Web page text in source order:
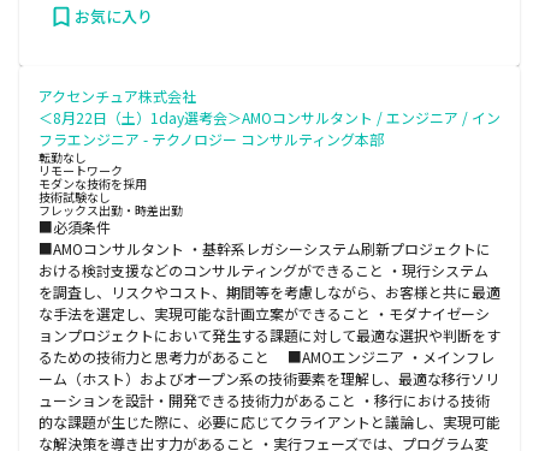
お気に入り
アクセンチュア株式会社
＜8月22日（土）1day選考会＞AMOコンサルタント / エンジニア / イン
フラエンジニア - テクノロジー コンサルティング本部
転勤なし
リモートワーク
モダンな技術を採用
技術試験なし
フレックス出勤・時差出勤
■必須条件
■AMOコンサルタント ・基幹系レガシーシステム刷新プロジェクトに
おける検討支援などのコンサルティングができること ・現行システム
を調査し、リスクやコスト、期間等を考慮しながら、お客様と共に最適
な手法を選定し、実現可能な計画立案ができること ・モダナイゼーシ
ョンプロジェクトにおいて発生する課題に対して最適な選択や判断をす
るための技術力と思考力があること ■AMOエンジニア ・メインフレ
ーム（ホスト）およびオープン系の技術要素を理解し、最適な移行ソリ
ューションを設計・開発できる技術力があること ・移行における技術
的な課題が生じた際に、必要に応じてクライアントと議論し、実現可能
な解決策を導き出す力があること ・実行フェーズでは、プログラム変